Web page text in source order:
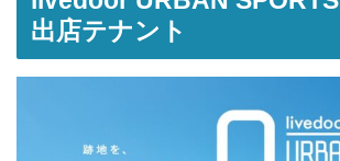
出店テナント